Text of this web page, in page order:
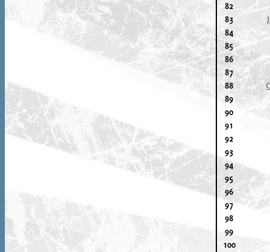
82
83
84
85
86
87
88
89
90
91
92
93
94
95
96
97
98
99
100